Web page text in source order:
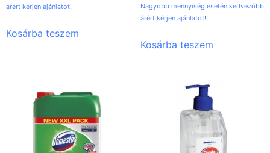
árért kérjen ajánlatot!
Kosárba teszem
Nagyobb mennyiség esetén kedvezőbb
árért kérjen ajánlatot!
Kosárba teszem